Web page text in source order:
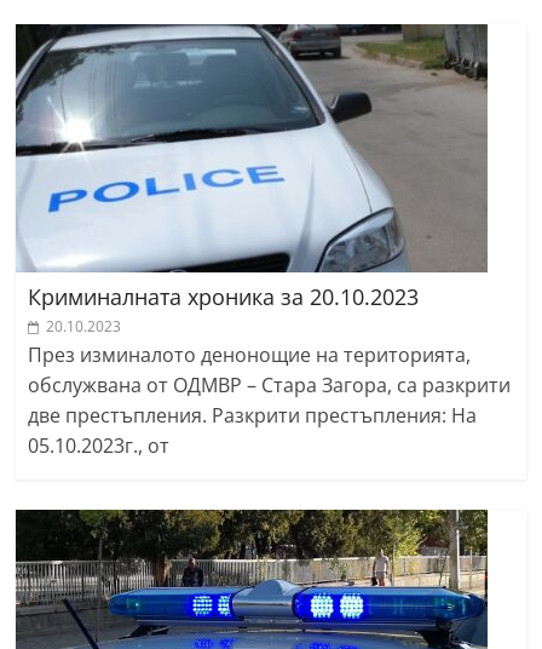
Криминалната хроника за 20.10.2023
20.10.2023
През изминалото денонощие на територията,
обслужвана от ОДМВР – Стара Загора, са разкрити
две престъпления. Разкрити престъпления: На
05.10.2023г., от